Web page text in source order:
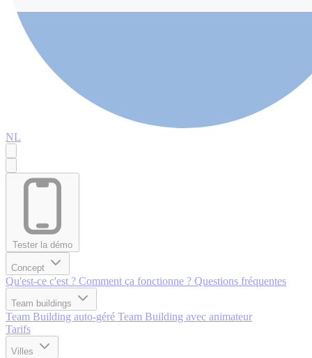
NL
Tester la démo
Concept
Qu'est-ce c'est ? Comment ça fonctionne ? Questions fréquentes
Team buildings
Team Building auto-géré Team Building avec animateur
Tarifs
Villes